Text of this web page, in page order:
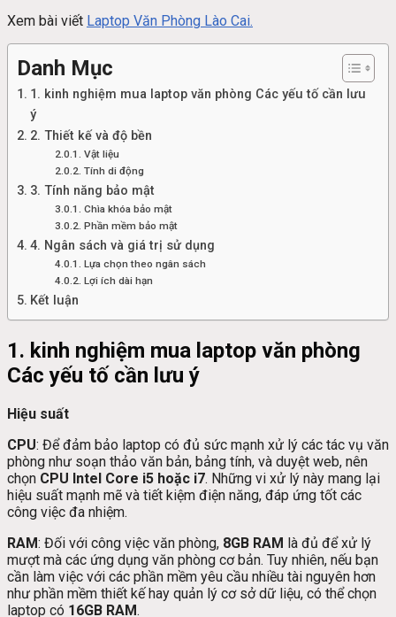
Xem bài viết Laptop Văn Phòng Lào Cai.
Danh Mục
1. kinh nghiệm mua laptop văn phòng Các yếu tố cần lưu
ý
2. Thiết kế và độ bền
Vật liệu
Tính di động
3. Tính năng bảo mật
Chìa khóa bảo mật
Phần mềm bảo mật
4. Ngân sách và giá trị sử dụng
Lựa chọn theo ngân sách
Lợi ích dài hạn
Kết luận
1. kinh nghiệm mua laptop văn phòng
Các yếu tố cần lưu ý
Hiệu suất
CPU: Để đảm bảo laptop có đủ sức mạnh xử lý các tác vụ văn
phòng như soạn thảo văn bản, bảng tính, và duyệt web, nên
chọn CPU Intel Core i5 hoặc i7. Những vi xử lý này mang lại
hiệu suất mạnh mẽ và tiết kiệm điện năng, đáp ứng tốt các
công việc đa nhiệm.
RAM: Đối với công việc văn phòng, 8GB RAM là đủ để xử lý
mượt mà các ứng dụng văn phòng cơ bản. Tuy nhiên, nếu bạn
cần làm việc với các phần mềm yêu cầu nhiều tài nguyên hơn
như phần mềm thiết kế hay quản lý cơ sở dữ liệu, có thể chọn
laptop có 16GB RAM.